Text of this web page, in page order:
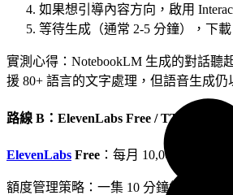
如果想引導內容方向，啟用
等待生成（通常 2-5 分鐘），下載
實測心得：NotebookLM 生成的對話聽
援 80+ 語言的文字處理，但語音生成
路線 B：ElevenLabs Free / TTSMaker
ElevenLabs Free ：每月 10,000 字元額
額度管理策略：一集 10 分鐘約需